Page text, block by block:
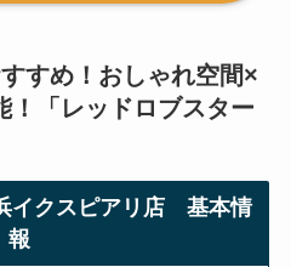
すめ！おしゃれ空間×
！「レッドロブスター
イクスピアリ店
基本情
報